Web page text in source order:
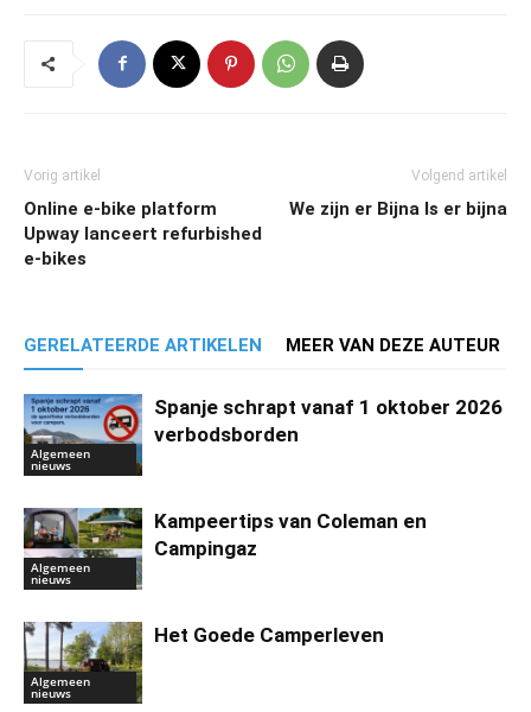
Vorig artikel
Online e-bike platform
Upway lanceert refurbished
e-bikes
Volgend artikel
We zijn er Bijna Is er bijna
GERELATEERDE ARTIKELEN MEER VAN DEZE AUTEUR
Algemeen
nieuws
Spanje schrapt vanaf 1 oktober 2026
verbodsborden
Algemeen
nieuws
Kampeertips van Coleman en
Campingaz
Algemeen
nieuws
Het Goede Camperleven